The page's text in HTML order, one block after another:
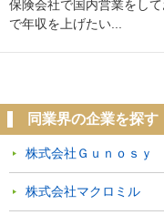
保険会社で国内営業をし
で年収を上げたい...
同業界の企業を探す
株式会社Ｇｕｎｏｓｙ
株式会社マクロミル